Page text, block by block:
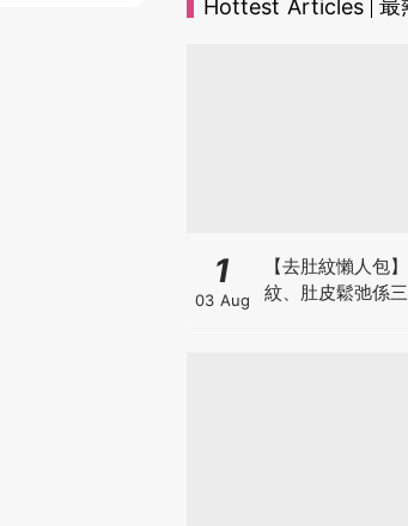
Hottest Articles 最
1
03 Aug
【去肚紋懶人包
紋、肚皮鬆弛係